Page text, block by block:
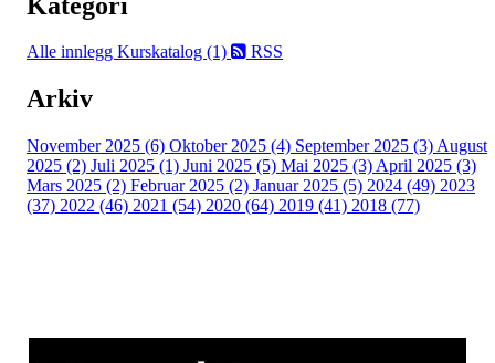
Alle innlegg Kurskatalog (1) RSS
Arkiv
November 2025 (6) Oktober 2025 (4) September 2025 (3) August
2025 (2) Juli 2025 (1) Juni 2025 (5) Mai 2025 (3) April 2025 (3)
Mars 2025 (2) Februar 2025 (2) Januar 2025 (5) 2024 (49) 2023
(37) 2022 (46) 2021 (54) 2020 (64) 2019 (41) 2018 (77)